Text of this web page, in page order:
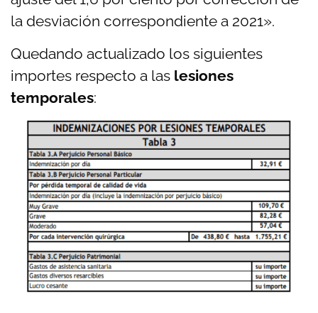
la desviación correspondiente a 2021».
Quedando actualizado los siguientes
importes respecto a las lesiones
temporales: